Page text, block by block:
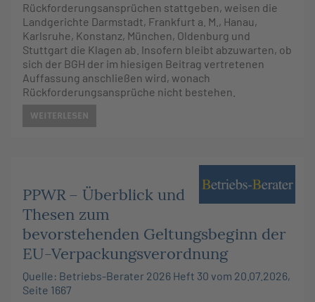
Rückforderungsansprüchen stattgeben, weisen die
Landgerichte Darmstadt, Frankfurt a. M., Hanau,
Karlsruhe, Konstanz, München, Oldenburg und
Stuttgart die Klagen ab. Insofern bleibt abzuwarten, ob
sich der BGH der im hiesigen Beitrag vertretenen
Auffassung anschließen wird, wonach
Rückforderungsansprüche nicht bestehen.
WEITERLESEN
PPWR – Überblick und
Thesen zum
bevorstehenden Geltungsbeginn der
EU-Verpackungsverordnung
Quelle: Betriebs-Berater 2026 Heft 30 vom 20.07.2026,
Seite 1667